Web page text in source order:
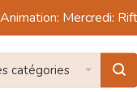
Mercredi:
catégories